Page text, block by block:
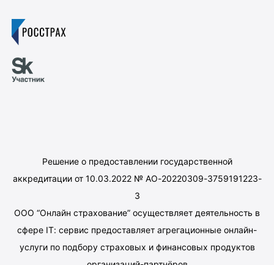
Решение о предоставлении государственной
аккредитации от 10.03.2022 № АО-20220309-3759191223-
3
ООО “Онлайн страхование” осуществляет деятельность в
сфере IT: сервис предоставляет агрегационные онлайн-
услуги по подбору страховых и финансовых продуктов